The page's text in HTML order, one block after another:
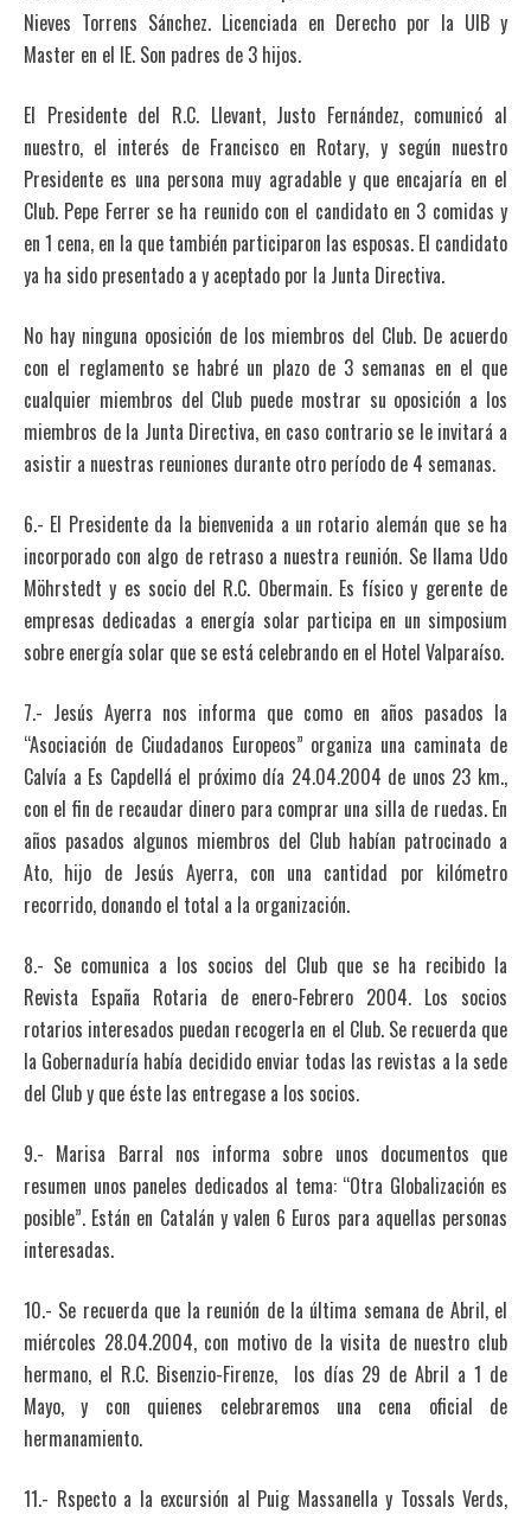
Nieves Torrens Sánchez. Licenciada en Derecho por la UIB y
Master en el IE. Son padres de 3 hijos.
El Presidente del R.C. Llevant, Justo Fernández, comunicó al
nuestro, el interés de Francisco en Rotary, y según nuestro
Presidente es una persona muy agradable y que encajaría en el
Club. Pepe Ferrer se ha reunido con el candidato en 3 comidas y
en 1 cena, en la que también participaron las esposas. El candidato
ya ha sido presentado a y aceptado por la Junta Directiva.
No hay ninguna oposición de los miembros del Club. De acuerdo
con el reglamento se habré un plazo de 3 semanas en el que
cualquier miembros del Club puede mostrar su oposición a los
miembros de la Junta Directiva, en caso contrario se le invitará a
asistir a nuestras reuniones durante otro período de 4 semanas.
6.- El Presidente da la bienvenida a un rotario alemán que se ha
incorporado con algo de retraso a nuestra reunión. Se llama Udo
Möhrstedt y es socio del R.C. Obermain. Es físico y gerente de
empresas dedicadas a energía solar participa en un simposium
sobre energía solar que se está celebrando en el Hotel Valparaíso.
7.- Jesús Ayerra nos informa que como en años pasados la
“Asociación de Ciudadanos Europeos” organiza una caminata de
Calvía a Es Capdellá el próximo día 24.04.2004 de unos 23 km.,
con el fin de recaudar dinero para comprar una silla de ruedas. En
años pasados algunos miembros del Club habían patrocinado a
Ato, hijo de Jesús Ayerra, con una cantidad por kilómetro
recorrido, donando el total a la organización.
8.- Se comunica a los socios del Club que se ha recibido la
Revista España Rotaria de enero-Febrero 2004. Los socios
rotarios interesados puedan recogerla en el Club. Se recuerda que
la Gobernaduría había decidido enviar todas las revistas a la sede
del Club y que éste las entregase a los socios.
9.- Marisa Barral nos informa sobre unos documentos que
resumen unos paneles dedicados al tema: “Otra Globalización es
posible”. Están en Catalán y valen 6 Euros para aquellas personas
interesadas.
10.- Se recuerda que la reunión de la última semana de Abril, el
miércoles 28.04.2004, con motivo de la visita de nuestro club
hermano, el R.C. Bisenzio-Firenze, los días 29 de Abril a 1 de
Mayo, y con quienes celebraremos una cena oficial de
hermanamiento.
11.- Rspecto a la excursión al Puig Massanella y Tossals Verds,